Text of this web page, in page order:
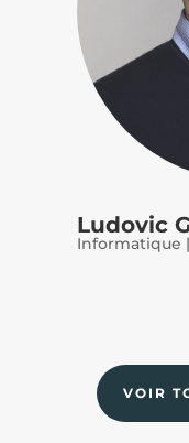
Ludovic
Informatique
VOIR